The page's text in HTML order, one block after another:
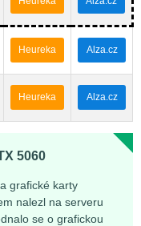
Heureka Alza.cz
Heureka Alza.cz
5060
grafické karty
nalezl na serveru
se o grafickou